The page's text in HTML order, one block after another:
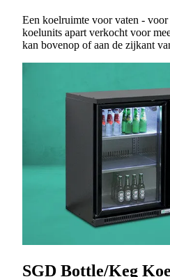
Een koelruimte voor vaten - voor
koelunits apart verkocht voor
kan bovenop of aan de zijkant
SGD Bottle/Keg